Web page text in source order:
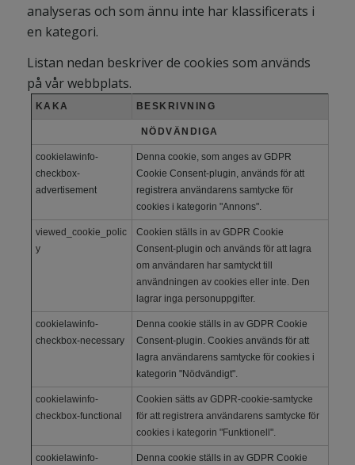
analyseras och som ännu inte har klassificerats i
en kategori.
Listan nedan beskriver de cookies som används
på vår webbplats.
KAKA BESKRIVNING
NÖDVÄNDIGA
cookielawinfo-
checkbox-
advertisement
Denna cookie, som anges av GDPR
Cookie Consent-plugin, används för att
registrera användarens samtycke för
cookies i kategorin "Annons".
viewed_cookie_polic
y
Cookien ställs in av GDPR Cookie
Consent-plugin och används för att lagra
om användaren har samtyckt till
användningen av cookies eller inte. Den
lagrar inga personuppgifter.
cookielawinfo-
checkbox-necessary
Denna cookie ställs in av GDPR Cookie
Consent-plugin. Cookies används för att
lagra användarens samtycke för cookies i
kategorin "Nödvändigt".
cookielawinfo-
checkbox-functional
Cookien sätts av GDPR-cookie-samtycke
för att registrera användarens samtycke för
cookies i kategorin "Funktionell".
cookielawinfo-
Denna cookie ställs in av GDPR Cookie